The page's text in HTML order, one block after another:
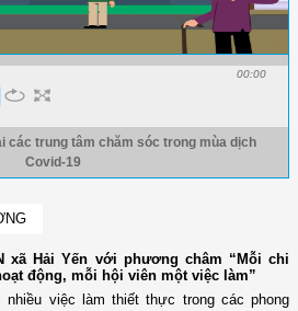
00:00
các trung tâm chăm sóc trong mùa dịch
Covid-19
xã Hải Yến với phương châm “Mỗi chi
động, mỗi hội viên một việc làm”
nhiều việc làm thiết thực trong các phong